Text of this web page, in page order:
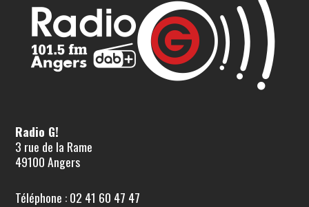
Radio G!
3 rue de la Rame
49100 Angers
Téléphone : 02 41 60 47 47